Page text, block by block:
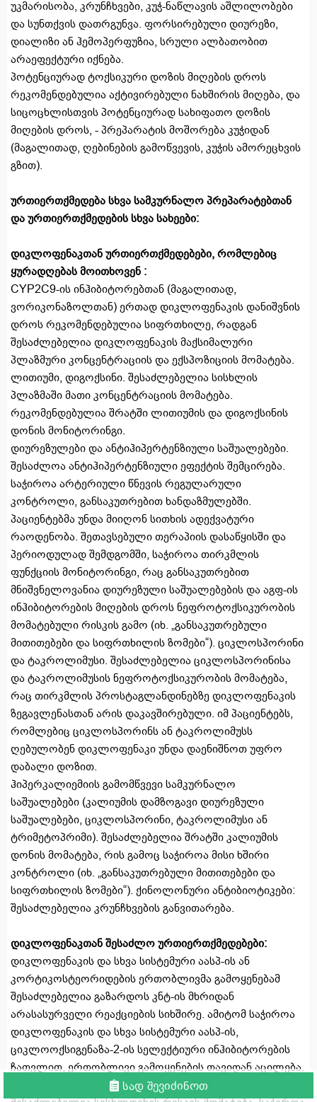
უკმარისობა, კრუნჩხვები, კუჭ-ნაწლავის აშლილობები
და სუნთქვის დათრგუნვა. ფორსირებული დიურეზი,
დიალიზი ან ჰემოპერფუზია, სრული ალბათობით
არაეფექტური იქნება.
პოტენციურად ტოქსიკური დოზის მიღების დროს
რეკომენდებულია აქტივირებული ნახშირის მიღება, და
სიცოცხლისთვის პოტენციურად სახიფათო დოზის
მიღების დროს, - პრეპარატის მოშორება კუჭიდან
(მაგალითად, ღებინების გამოწვევის, კუჭის ამორეცხვის
გზით).
ურთიერთქმედება სხვა სამკურნალო პრეპარატებთან
და ურთიერთქმედების სხვა სახეები:
დიკლოფენაკთან ურთიერთქმედებები, რომლებიც
ყურადღებას მოითხოვენ :
CYP2C9-ის ინჰიბიტორებთან (მაგალითად,
ვორიკონაზოლთან) ერთად დიკლოფენაკის დანიშვნის
დროს რეკომენდებულია სიფრთხილე, რადგან
შესაძლებელია დიკლოფენაკის მაქსიმალური
პლაზმური კონცენტრაციის და ექსპოზიციის მომატება.
ლითიუმი, დიგოქსინი. შესაძლებელია სისხლის
პლაზმაში მათი კონცენტრაციის მომატება.
რეკომენდებულია შრატში ლითიუმის და დიგოქსინის
დონის მონიტორინგი.
დიურეზულები და ანტიჰიპერტენზიული საშუალებები.
შესაძლოა ანტიჰიპერტენზიული ეფექტის შემცირება.
საჭიროა არტერიული წნევის რეგულარული
კონტროლი, განსაკუთრებით ხანდაზმულებში.
პაციენტებმა უნდა მიიღონ სითხის ადექვატური
რაოდენობა. შეთავსებული თერაპიის დასაწყისში და
პერიოდულად შემდგომში, საჭიროა თირკმლის
ფუნქციის მონიტორინგი, რაც განსაკუთრებით
მნიშვნელოვანია დიურეზული საშუალებების და აგფ-ის
ინჰიბიტორების მიღების დროს ნეფროტოქსიკურობის
მომატებული რისკის გამო (იხ. „განსაკუთრებული
მითითებები და სიფრთხილის ზომები“). ციკლოსპორინი
და ტაკროლიმუსი. შესაძლებელია ციკლოსპორინისა
და ტაკროლიმუსის ნეფროტოქსიკურობის მომატება,
რაც თირკმლის პროსტაგლანდინებზე დიკლოფენაკის
ზეგავლენასთან არის დაკავშირებული. იმ პაციენტებს,
რომლებიც ციკლოსპორინს ან ტაკროლიმუსს
ღებულობენ დიკლოფენაკი უნდა დაენიშნოთ უფრო
დაბალი დოზით.
ჰიპერკალიემიის გამომწვევი სამკურნალო
საშუალებები (კალიუმის დამზოგავი დიურეზული
საშუალებები, ციკლოსპორინი, ტაკროლიმუსი ან
ტრიმეტოპრიმი). შესაძლებელია შრატში კალიუმის
დონის მომატება, რის გამოც საჭიროა მისი ხშირი
კონტროლი (იხ. „განსაკუთრებული მითითებები და
სიფრთხილის ზომები“). ქინოლონური ანტიბიოტიკები:
შესაძლებელია კრუნჩხვების განვითარება.
დიკლოფენაკთან შესაძლო ურთიერთქმედებები:
დიკლოფენაკის და სხვა სისტემური აასპ-ის ან
კორტიკოსტეორიდების ერთობლივმა გამოყენებამ
შესაძლებელია გაზარდოს კნტ-ის მხრიდან
არასასურველი რეაქციების სიხშირე. ამიტომ საჭიროა
დიკლოფენაკის და სხვა სისტემური აასპ-ის,
ციკლოოქსიგენაზა-2-ის სელექტიური ინჰიბიტორების
ჩათვლით, ერთობლივი გამოყენების თავიდან აცილება.
ანტიკოაგულანტები და ანტიაგრეგანტები.
სად შევიძინოთ